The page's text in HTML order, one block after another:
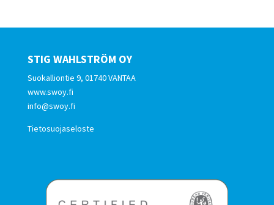
STIG WAHLSTRÖM OY
Suokalliontie 9, 01740 VANTAA
www.swoy.fi
info@swoy.fi
Tietosuojaseloste